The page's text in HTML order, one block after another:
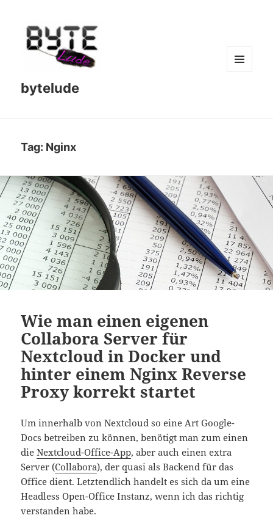
bytelude
Tag: Nginx
Wie man einen eigenen
Collabora Server für
Nextcloud in Docker und
hinter einem Nginx Reverse
Proxy korrekt startet
Um innerhalb von Nextcloud so eine Art Google-
Docs betreiben zu können, benötigt man zum einen
dieNextcloud-Office-App, aber auch einen extra
Server (Collabora), der quasi als Backend für das
Office dient. Letztendlich handelt es sich da um eine
Headless Open-Office Instanz, wenn ich das richtig
verstanden habe.